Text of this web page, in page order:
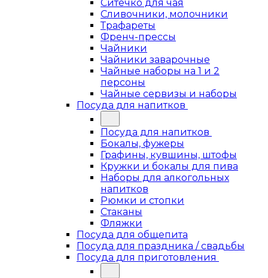
Ситечко для чая
Сливочники, молочники
Трафареты
Френч-прессы
Чайники
Чайники заварочные
Чайные наборы на 1 и 2
персоны
Чайные сервизы и наборы
Посуда для напитков
Посуда для напитков
Бокалы, фужеры
Графины, кувшины, штофы
Кружки и бокалы для пива
Наборы для алкогольных
напитков
Рюмки и стопки
Стаканы
Фляжки
Посуда для общепита
Посуда для праздника / свадьбы
Посуда для приготовления